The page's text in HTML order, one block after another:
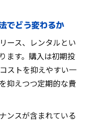
ンターのリース
ンターレンタルの
ンテナンス内容
機価格動向
でどう変わるか
ース、レンタルとい
ます。購入は初期投
ストを抑えやすい一
抑えつつ定期的な費
ンスが含まれている